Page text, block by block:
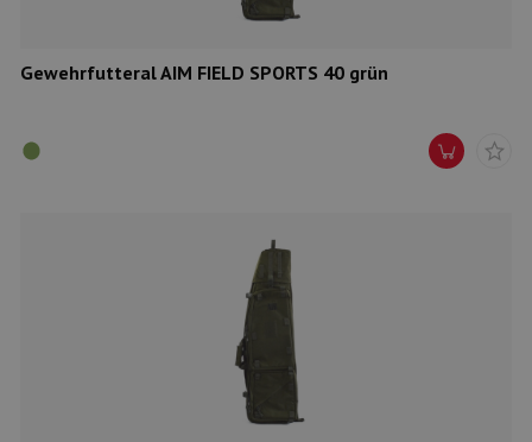
Gewehrfutteral AIM FIELD SPORTS 40 grün